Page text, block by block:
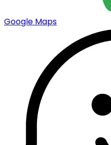
Google Maps